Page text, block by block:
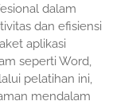
dalam
dan efisiensi
aplikasi
seperti Word,
pelatihan ini,
mendalam